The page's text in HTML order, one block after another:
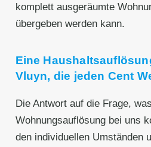
komplett ausgeräumte
übergeben werden kann.
Eine
Vluyn, die jeden Cent
Die Antwort auf die Frage,
Wohnungsauflösung bei uns
den individuellen Umständen